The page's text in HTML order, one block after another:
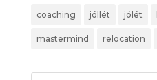
coaching jóllét jólét
mastermind relocation